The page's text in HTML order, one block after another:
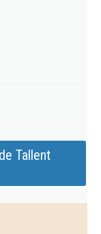
Tallent